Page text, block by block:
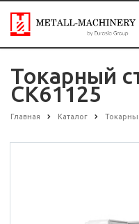
Токарный
CK61125
Главная Каталог